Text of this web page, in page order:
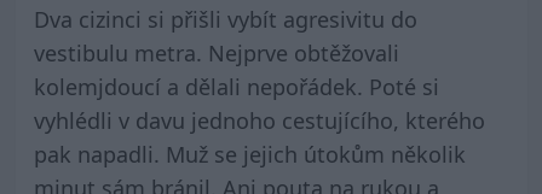
Dva cizinci si přišli vybít agresivitu do
vestibulu metra. Nejprve obtěžovali
kolemjdoucí a dělali nepořádek. Poté si
vyhlédli v davu jednoho cestujícího, kterého
pak napadli. Muž se jejich útokům několik